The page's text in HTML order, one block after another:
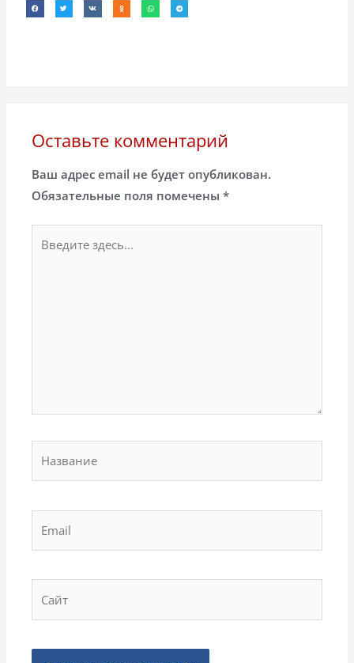
Оставьте комментарий
Ваш адрес email не будет опубликован.
Обязательные поля помечены*
здесь...